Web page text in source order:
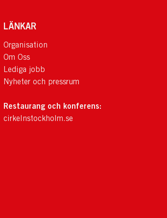
LÄNKAR
Organisation
Om Oss
Lediga jobb
Nyheter och pressrum
Restaurang och konferens:
cirkelnstockholm.se